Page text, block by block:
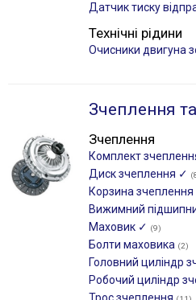
Датчик тиску
Технічні рідини
Очисники двигуна
Зчеплення
Зчеплення
Комплект
Диск зчеплення ✓
Корзина
Вижимний
Маховик ✓ (9)
Болти маховика (2)
Головний циліндр
Робочий циліндр